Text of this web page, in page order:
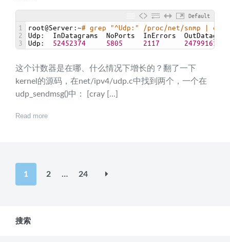
Default
1
2
3
root@Server : ~# grep "^Udp:" /proc/net/snmp |
Udp : InDatagrams NoPorts InErrors
Udp : 52452374 5805 2117 247991616
这个计数器是在哪、什么情况下增长的？翻了一下
kernel的源码，在net/ipv4/udp.c中找到两个，一个在
udp_sendmsg()中： [cray […]
Read more
文
章
页
1 2 … 24
搜索